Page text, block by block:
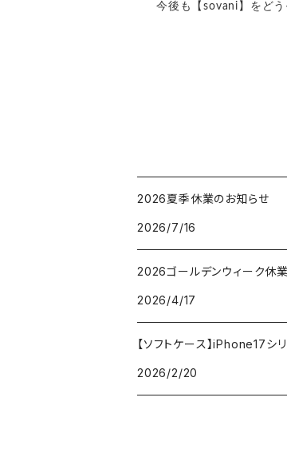
今後も【sovani】をど
2026夏季休業のお知らせ
2026/7/16
2026ゴールデンウィーク休
2026/4/17
【ソフトケース】iPhone17
2026/2/20